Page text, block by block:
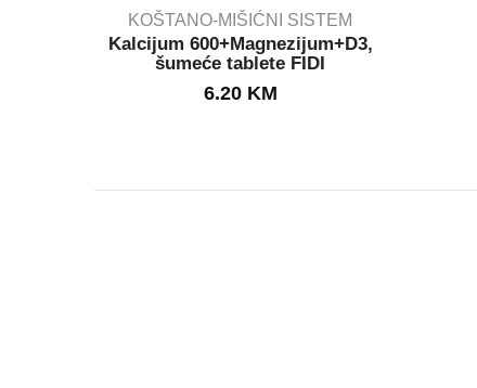
KOŠTANO-MIŠIĆNI SISTEM
Kalcijum 600+Magnezijum+D3,
šumeće tablete FIDI
6.20 KM